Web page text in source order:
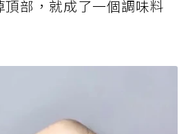
部，就成了一個調味料